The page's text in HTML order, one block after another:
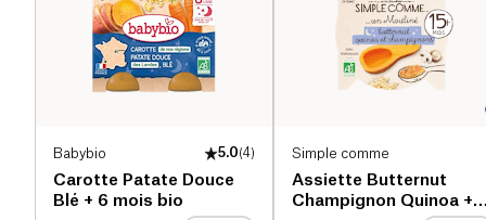
Babybio 5.0(4)
Carotte Patate Douce
Blé + 6 mois bio
Simple comme
Assiette Butternut
Champignon Quinoa +